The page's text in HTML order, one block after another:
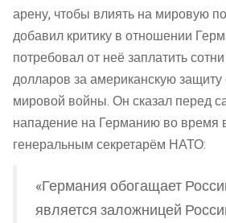
арену, чтобы влиять на мировую
добавил критику в отношении
потребовал от неё заплатить
долларов за американскую
мировой войны. Он сказал перед
нападение на Германию во время
генеральным секретарём НАТО:
«Германия обогащает
является заложницей